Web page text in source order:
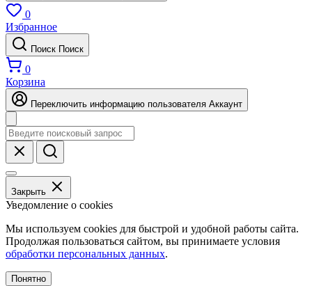
0
Избранное
Поиск Поиск
0
Корзина
Переключить информацию пользователя Аккаунт
Закрыть
Уведомление о cookies
Мы используем cookies для быстрой и удобной работы сайта.
Продолжая пользоваться сайтом, вы принимаете условия
обработки персональных данных.
Понятно